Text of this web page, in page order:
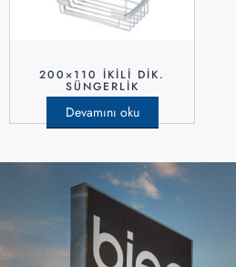
200×110 İKILI DIK.
SÜNGERLIK
Devamını oku